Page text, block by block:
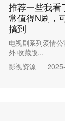
推荐一些我看
常值得N刷，
搞到
电视剧系列爱情
外 收藏版...
影视资源